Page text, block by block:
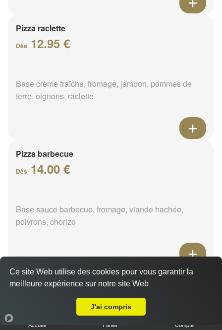
Pizza raclette
Dès 12.95 €
Base crème fraîche, fromage, jambon, pommes de
terre, oignons, raclette
Pizza barbecue
Dès 14.00 €
Base sauce barbecue, fromage, viande hachée,
poivrons, chorizo
Pizza cannibale
Accueil Panier Compte
Ce site Web utilise des cookies pour vous garantir la
meilleure expérience sur notre site Web
J'ai compris